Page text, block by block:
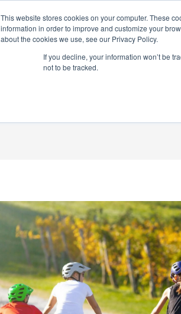
This website stores cookies on your computer. These
information in order to improve and customize your
about the cookies we use, see our Privacy Policy.
If you decline, your information won’t be
not to be tracked.
Home News
Die